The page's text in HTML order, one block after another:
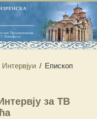
Интервјуи / Епископ
за ТВ